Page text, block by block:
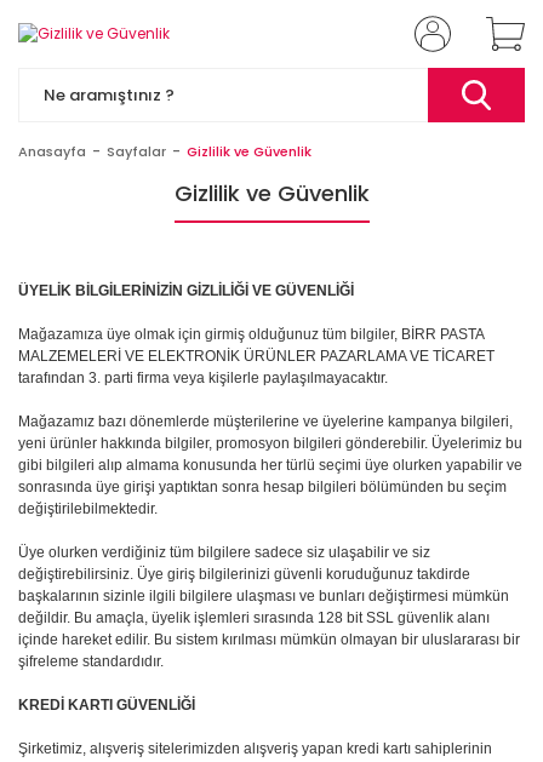
Anasayfa Sayfalar Gizlilik ve Güvenlik
Gizlilik ve Güvenlik
ÜYELİK BİLGİLERİNİZİN GİZLİLİĞİ VE GÜVENLİĞİ
Mağazamıza üye olmak için girmiş olduğunuz tüm bilgiler, BİRR PASTA
MALZEMELERİ VE ELEKTRONİK ÜRÜNLER PAZARLAMA VE TİCARET
tarafından 3. parti firma veya kişilerle paylaşılmayacaktır.
Mağazamız bazı dönemlerde müşterilerine ve üyelerine kampanya bilgileri,
yeni ürünler hakkında bilgiler, promosyon bilgileri gönderebilir. Üyelerimiz bu
gibi bilgileri alıp almama konusunda her türlü seçimi üye olurken yapabilir ve
sonrasında üye girişi yaptıktan sonra hesap bilgileri bölümünden bu seçim
değiştirilebilmektedir.
Üye olurken verdiğiniz tüm bilgilere sadece siz ulaşabilir ve siz
değiştirebilirsiniz. Üye giriş bilgilerinizi güvenli koruduğunuz takdirde
başkalarının sizinle ilgili bilgilere ulaşması ve bunları değiştirmesi mümkün
değildir. Bu amaçla, üyelik işlemleri sırasında 128 bit SSL güvenlik alanı
içinde hareket edilir. Bu sistem kırılması mümkün olmayan bir uluslararası bir
şifreleme standardıdır.
KREDİ KARTI GÜVENLİĞİ
Şirketimiz, alışveriş sitelerimizden alışveriş yapan kredi kartı sahiplerinin